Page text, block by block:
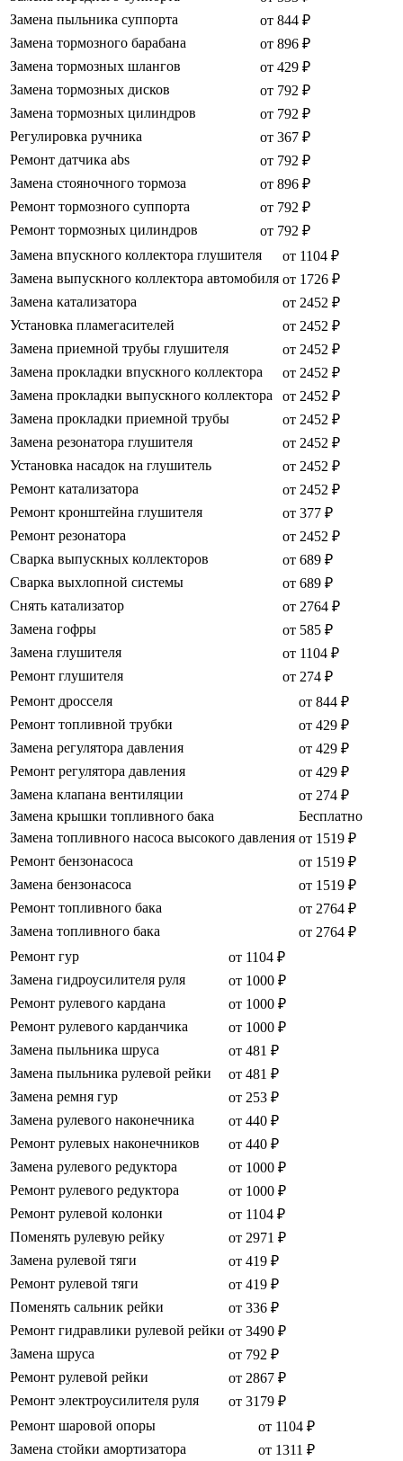
Замена пыльника суппорта
от 844 ₽
Замена тормозного барабана
от 896 ₽
Замена тормозных шлангов
от 429 ₽
Замена тормозных дисков
от 792 ₽
Замена тормозных цилиндров
от 792 ₽
Регулировка ручника
от 367 ₽
Ремонт датчика abs
от 792 ₽
Замена стояночного тормоза
от 896 ₽
Ремонт тормозного суппорта
от 792 ₽
Ремонт тормозных цилиндров
от 792 ₽
Замена впускного коллектора глушителя
от 1104 ₽
Замена выпускного коллектора автомобиля от 1726 ₽
Замена катализатора
от 2452 ₽
Установка пламегасителей
от 2452 ₽
Замена приемной трубы глушителя
от 2452 ₽
Замена прокладки впускного коллектора
от 2452 ₽
Замена прокладки выпускного коллектора
от 2452 ₽
Замена прокладки приемной трубы
от 2452 ₽
Замена резонатора глушителя
от 2452 ₽
Установка насадок на глушитель
от 2452 ₽
Ремонт катализатора
от 2452 ₽
Ремонт кронштейна глушителя
от 377 ₽
Ремонт резонатора
от 2452 ₽
Сварка выпускных коллекторов
от 689 ₽
Сварка выхлопной системы
от 689 ₽
Снять катализатор
от 2764 ₽
Замена гофры
от 585 ₽
Замена глушителя
от 1104 ₽
Ремонт глушителя
от 274 ₽
Ремонт дросселя
от 844 ₽
Ремонт топливной трубки
от 429 ₽
Замена регулятора давления
от 429 ₽
Ремонт регулятора давления
от 429 ₽
Замена клапана вентиляции
от 274 ₽
Замена крышки топливного бака
Бесплатно
Замена топливного насоса высокого давления от 1519 ₽
Ремонт бензонасоса
от 1519 ₽
Замена бензонасоса
от 1519 ₽
Ремонт топливного бака
от 2764 ₽
Замена топливного бака
от 2764 ₽
Ремонт гур
от 1104 ₽
Замена гидроусилителя руля
от 1000 ₽
Ремонт рулевого кардана
от 1000 ₽
Ремонт рулевого карданчика
от 1000 ₽
Замена пыльника шруса
от 481 ₽
Замена пыльника рулевой рейки
от 481 ₽
Замена ремня гур
от 253 ₽
Замена рулевого наконечника
от 440 ₽
Ремонт рулевых наконечников
от 440 ₽
Замена рулевого редуктора
от 1000 ₽
Ремонт рулевого редуктора
от 1000 ₽
Ремонт рулевой колонки
от 1104 ₽
Поменять рулевую рейку
от 2971 ₽
Замена рулевой тяги
от 419 ₽
Ремонт рулевой тяги
от 419 ₽
Поменять сальник рейки
от 336 ₽
Ремонт гидравлики рулевой рейки от 3490 ₽
Замена шруса
от 792 ₽
Ремонт рулевой рейки
от 2867 ₽
Ремонт электроусилителя руля
от 3179 ₽
Ремонт шаровой опоры
от 1104 ₽
Замена стойки амортизатора
от 1311 ₽